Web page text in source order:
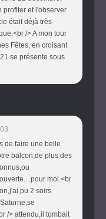
profiter et l'observer
était déjà très
/> A mon tour
Fêtes, en croisant
se présente sous
de faire une belle
balcon,de plus des
moi.<br
pu 2 soirs
/> attendu,il tombait